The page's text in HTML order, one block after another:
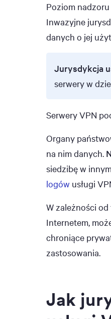
Poziom
Inwazyjne
danych o jej
Jurysdykcja
serwery w
Serwery VPN
Organy
na nim danych.
siedzibę w
logów usługi
W zależności
Internetem,
chroniące
zastosowania.
Jak